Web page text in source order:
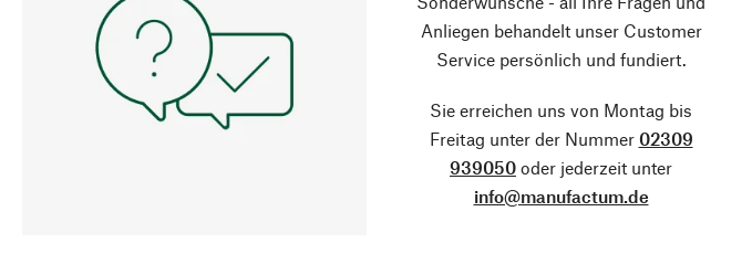
Anliegen behandelt unser Customer
Service persönlich und fundiert.
Sie erreichen uns von Montag bis
Freitag unter der Nummer 02309
939050 oder jederzeit unter
info@manufactum.de